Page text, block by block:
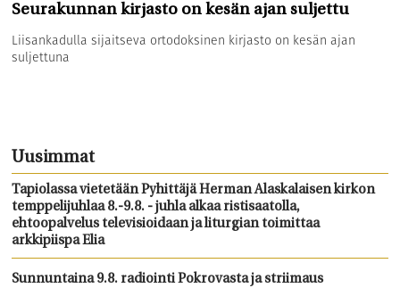
Seurakunnan kirjasto on kesän ajan suljettu
Liisankadulla sijaitseva ortodoksinen kirjasto on kesän ajan
suljettuna
Uusimmat
Tapiolassa vietetään Pyhittäjä Herman Alaskalaisen kirkon
temppelijuhlaa 8.-9.8. - juhla alkaa ristisaatolla,
ehtoopalvelus televisioidaan ja liturgian toimittaa
arkkipiispa Elia
Sunnuntaina 9.8. radiointi Pokrovasta ja striimaus